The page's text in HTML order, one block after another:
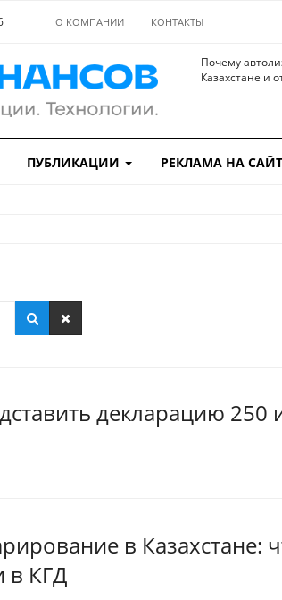
О КОМПАНИИ КОНТАКТЫ
Почему
Казахстане и
ПУБЛИКАЦИИ РЕКЛАМА НА
декларацию 250
в Казахстане:
в КГД